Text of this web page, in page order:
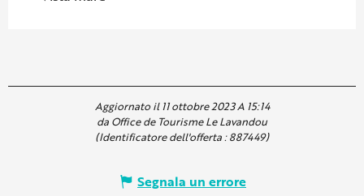
Aggiornato il 11 ottobre 2023 A 15:14
da Office de Tourisme Le Lavandou
(Identificatore dell'offerta :887449)
Segnala un errore